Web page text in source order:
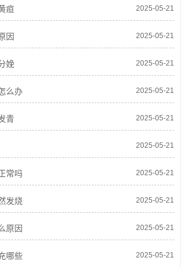
疸 2025-05-21
因 2025-05-21
娩 2025-05-21
么办 2025-05-21
青 2025-05-21
2025-05-21
常吗 2025-05-21
发烧 2025-05-21
原因 2025-05-21
哪些 2025-05-21